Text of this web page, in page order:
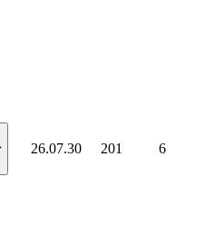
26.07.30 201 6